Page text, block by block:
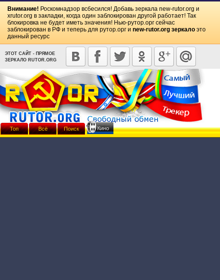
Внимание! Роскомнадзор всбесился! Добавь зеркала new-rutor.org и
xrutor.org в закладки, когда один заблокирован другой работает! Так
блокировка не будет иметь значения! Нью-рутор.орг сейчас
заблокирован в РФ и теперь для рутор.орг и new-rutor.org зеркало это
данный ресурс
ЭТОТ САЙТ - ПРЯМОЕ
ЗЕРКАЛО RUTOR.ORG